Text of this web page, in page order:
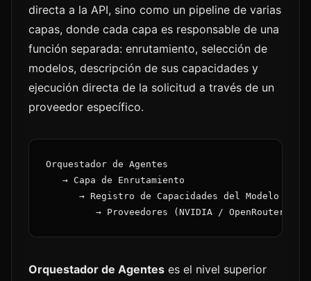
directa a la API, sino como un pipeline de varias
capas, donde cada capa es responsable de una
función separada: enrutamiento, selección de
modelos, descripción de sus capacidades y
ejecución directa de la solicitud a través de un
proveedor específico.
Orquestador de Agentes
   → Capa de Enrutamiento
      → Registro de Capacidades del Modelo
Orquestador de Agentes es el nivel superior